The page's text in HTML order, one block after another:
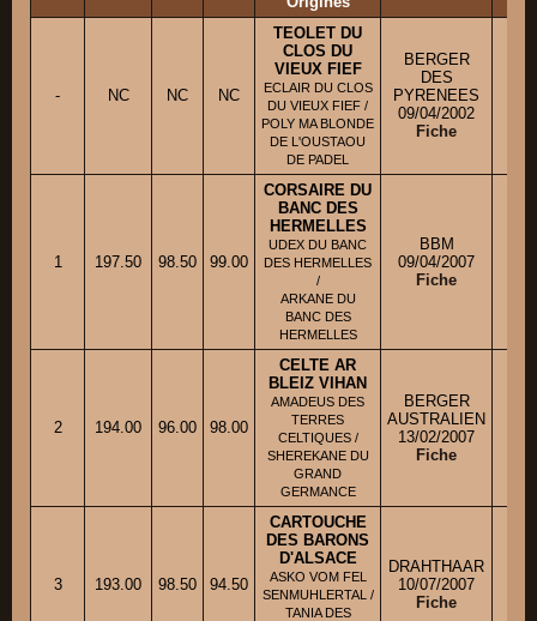
- NC NC NC
TEOLET DU
CLOS DU
VIEUX FIEF
ECLAIR DU CLOS
DU VIEUX FIEF /
POLY MA BLONDE
DE L'OUSTAOU
DE PADEL
BERGER
DES
PYRENEES
09/04/2002
Fiche
1 197.50 98.50 99.00
CORSAIRE DU
BANC DES
HERMELLES
UDEX DU BANC
DES HERMELLES
/
ARKANE DU
BANC DES
HERMELLES
BBM
09/04/2007
Fiche
2 194.00 96.00 98.00
CELTE AR
BLEIZ VIHAN
AMADEUS DES
TERRES
CELTIQUES /
SHEREKANE DU
GRAND
GERMANCE
BERGER
AUSTRALIEN
13/02/2007
Fiche
3 193.00 98.50 94.50
CARTOUCHE
DES BARONS
D'ALSACE
ASKO VOM FEL
SENMUHLERTAL /
TANIA DES
DRAHTHAAR
10/07/2007
Fiche